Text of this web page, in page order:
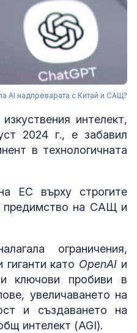
AI надпреварата с Китай и САЩ?
интелект,
2024 г., е забавил
в технологичната
ЕС върху строгите
предимство на САЩ и
ограничения,
гиганти като OpenAI и
ключови пробиви в
увеличаването на
и създаването на
интелект (AGI).